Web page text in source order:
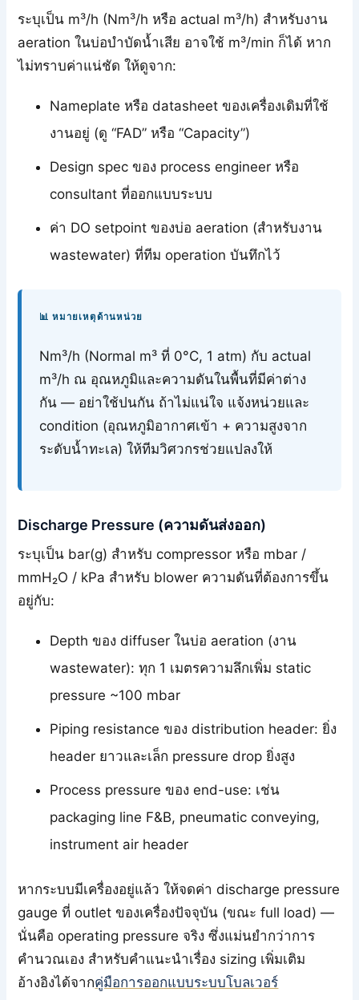
ระบุเป็น m³/h (Nm³/h หรือ actual m³/h) สำหรับงาน
aeration ในบ่อบำบัดน้ำเสีย อาจใช้ m³/min ก็ได้ หาก
ไม่ทราบค่าแน่ชัด ให้ดูจาก:
Nameplate หรือ datasheet ของเครื่องเดิมที่ใช้
งานอยู่ (ดู “FAD” หรือ “Capacity”)
Design spec ของ process engineer หรือ
consultant ที่ออกแบบระบบ
ค่า DO setpoint ของบ่อ aeration (สำหรับงาน
wastewater) ที่ทีม operation บันทึกไว้
📊 หมายเหตุด้านหน่วย
Nm³/h (Normal m³ ที่ 0°C, 1 atm) กับ actual
m³/h ณ อุณหภูมิและความดันในพื้นที่มีค่าต่าง
กัน — อย่าใช้ปนกัน ถ้าไม่แน่ใจ แจ้งหน่วยและ
condition (อุณหภูมิอากาศเข้า + ความสูงจาก
ระดับน้ำทะเล) ให้ทีมวิศวกรช่วยแปลงให้
Discharge Pressure (ความดันส่งออก)
ระบุเป็น bar(g) สำหรับ compressor หรือ mbar /
mmH₂O / kPa สำหรับ blower ความดันที่ต้องการขึ้น
อยู่กับ:
Depth ของ diffuser ในบ่อ aeration (งาน
wastewater): ทุก 1 เมตรความลึกเพิ่ม static
pressure ~100 mbar
Piping resistance ของ distribution header: ยิ่ง
header ยาวและเล็ก pressure drop ยิ่งสูง
Process pressure ของ end-use: เช่น
packaging line F&B, pneumatic conveying,
instrument air header
หากระบบมีเครื่องอยู่แล้ว ให้จดค่า discharge pressure
gauge ที่ outlet ของเครื่องปัจจุบัน (ขณะ full load) —
นั่นคือ operating pressure จริง ซึ่งแม่นยำกว่าการ
คำนวณเอง สำหรับคำแนะนำเรื่อง sizing เพิ่มเติม
อ้างอิงได้จากคู่มือการออกแบบระบบโบลเวอร์